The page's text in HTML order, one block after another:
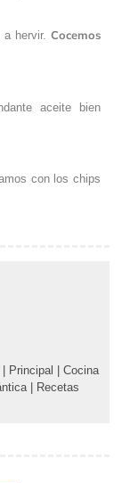
hervir. Cocemos
aceite bien
con los chips
Principal
Cocina
|
Recetas